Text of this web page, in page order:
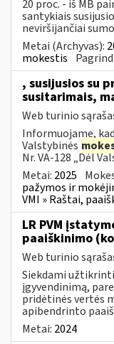
20 proc. - iš MB
santykiais
neviršijančiai
Metai (Archyvas):
mokestis
, susijusios su
susitarimais,
Web turinio
Informuojame,
Valstybinės
Nr. VA-128 „Dėl
Metai: 2025
pažymos ir
VMI » Raštai,
LR PVM
paaiškinimo
Web turinio
Siekdami
įgyvendinimą,
pridėtinės vertės
apibendrinto
Metai: 2024